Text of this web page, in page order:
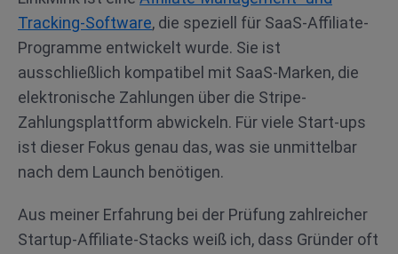
Tracking-Software, die speziell für SaaS-Affiliate-
Programme entwickelt wurde. Sie ist
ausschließlich kompatibel mit SaaS-Marken, die
elektronische Zahlungen über die Stripe-
Zahlungsplattform abwickeln. Für viele Start-ups
ist dieser Fokus genau das, was sie unmittelbar
nach dem Launch benötigen.
Aus meiner Erfahrung bei der Prüfung zahlreicher
Startup-Affiliate-Stacks weiß ich, dass Gründer oft